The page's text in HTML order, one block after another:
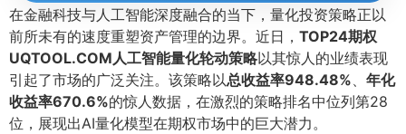
在金融科技与人工智能深度融合的当下，量化投资策略正以
前所未有的速度重塑资产管理的边界。近日， TOP24期权
UQTOOL.COM人工智能量化轮动策略以其惊人的业绩表现
引起了市场的广泛关注。该策略以总收益率948.48%、 年化
收益率670.6%的惊人数据，在激烈的策略排名中位列第28
位，展现出AI量化模型在期权市场中的巨大潜力。